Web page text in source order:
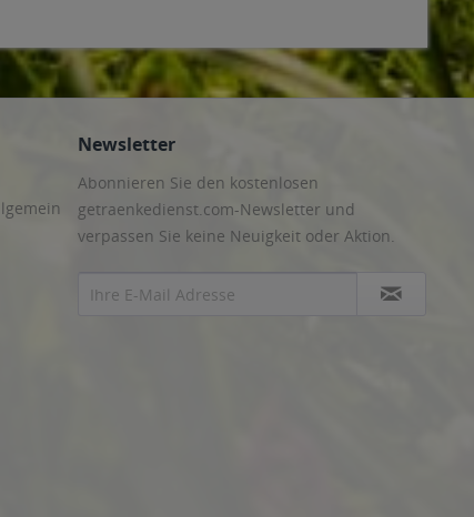
Newsletter
Abonnieren Sie den kostenlosen
getraenkedienst.com-Newsletter und
verpassen Sie keine Neuigkeit oder Aktion.